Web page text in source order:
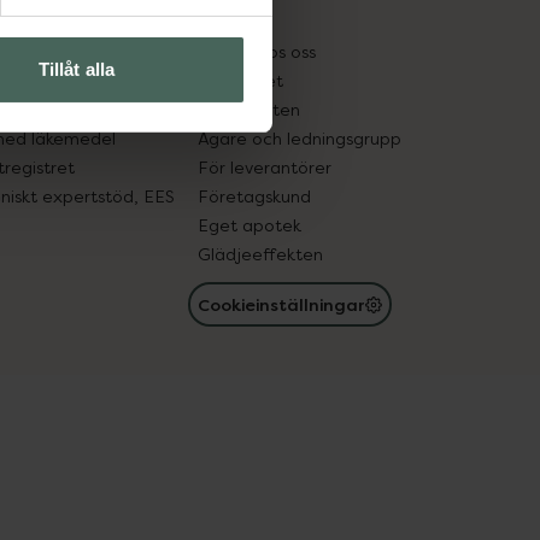
Tillåt alla
in gammal medicin
läkemedel
expertstöd, EES
Pressrum
Jobba hos oss
Hållbarhet
Samarbeten
Ägare och ledningsgrupp
För leverantörer
Företagskund
Eget apotek
Glädjeeffekten
Cookieinställningar